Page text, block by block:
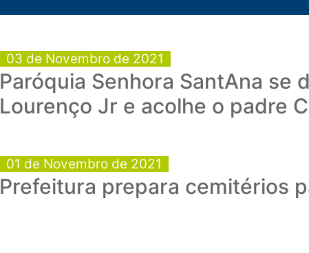
03 de Novembro de 2021
Paróquia Senhora SantAna se
Lourenço Jr e acolhe o padre
01 de Novembro de 2021
Prefeitura prepara cemitérios